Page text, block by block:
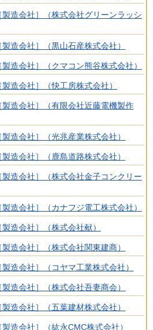
造会社］（株式会社グリーンラッシ
造会社］（黒山石産株式会社）
造会社］（クマコン熊谷株式会社）
造会社］（快工房株式会社）
造会社］（有限会社近藤電機製作
造会社］（光兆産業株式会社）
造会社］（鹿島道路株式会社）
造会社］（株式会社金子コンクリー
造会社］（カナフジ電工株式会社）
造会社］（株式会社献）
造会社］（株式会社関東建商）
造会社］（コヤマ工業株式会社）
造会社］（株式会社吾妻商会）
造会社］（五葉建材株式会社）
造会社］（紘永CMC株式会社）